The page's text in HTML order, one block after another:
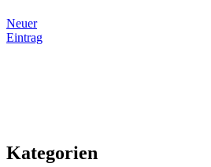
Neuer
Eintrag
Kategorien